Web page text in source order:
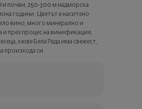
картичка с ваше пожелание.
почви, 250-300 м надморска
години. Цветът е наситено
вино, много минерално и
и през процес на винификация,
кюве Бела Рада има свежест,
произхода си.